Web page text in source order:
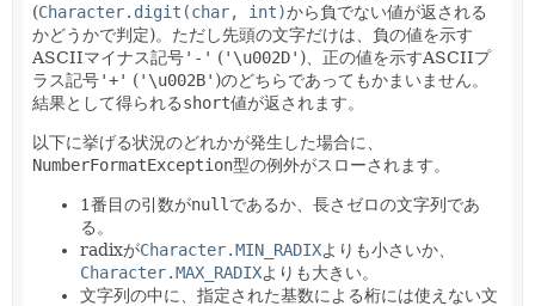
(Character.digit(char, int)から負でない値が返される
かどうかで判定)。ただし先頭の文字だけは、負の値を示す
ASCIIマイナス記号'-' ('\u002D' )、正の値を示すASCIIプ
ラス記号'+' ('\u002B' )のどちらであってもかまいません。
結果として得られるshort値が返されます。
以下に挙げる状況のどれかが発生した場合に、
NumberFormatException型の例外がスローされます。
1番目の引数がnull であるか、長さゼロの文字列であ
る。
radixがCharacter.MIN_RADIXよりも小さいか、
Character.MAX_RADIXよりも大きい。
文字列の中に、指定された基数による桁には使えない文